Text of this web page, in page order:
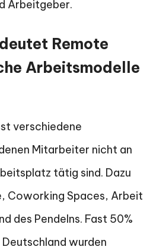
Arbeitgeber.
Remote
Arbeitsmodelle
verschiedene
Mitarbeiter nicht an
tätig sind. Dazu
Coworking Spaces, Arbeit
des Pendelns. Fast 50%
wurden